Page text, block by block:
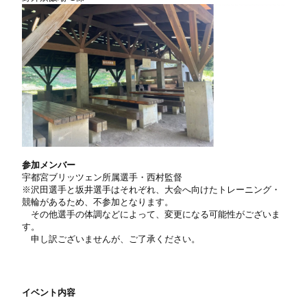
参加メンバー
宇都宮ブリッツェン所属選手・西村監督
※沢田選手と坂井選手はそれぞれ、大会へ向けたトレーニング・
競輪があるため、不参加となります。
その他選手の体調などによって、変更になる可能性がございま
す。
申し訳ございませんが、ご了承ください。
イベント内容